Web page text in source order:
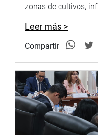
zonas de cultivos,
Leer más >
Compartir